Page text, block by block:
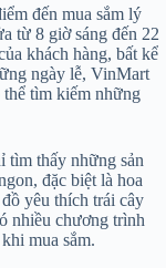
đến mua sắm lý
từ 8 giờ sáng đến 22
khách hàng, bất kể
ngày lễ, VinMart
tìm kiếm những
tìm thấy những sản
đặc biệt là hoa
yêu thích trái cây
nhiều chương trình
mua sắm.